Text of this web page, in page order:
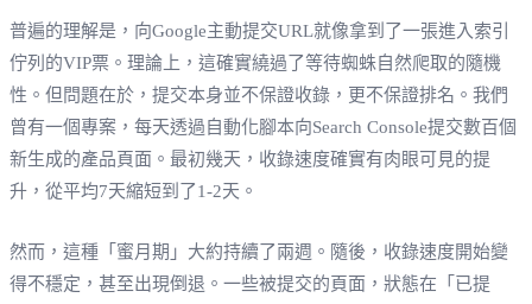
普遍的理解是，向Google主動提交URL就像拿到了一張進入索引
佇列的VIP票。理論上，這確實繞過了等待蜘蛛自然爬取的隨機
性。但問題在於，提交本身並不保證收錄，更不保證排名。我們
曾有一個專案，每天透過自動化腳本向Search Console提交數百個
新生成的產品頁面。最初幾天，收錄速度確實有肉眼可見的提
升，從平均7天縮短到了1-2天。
然而，這種「蜜月期」大約持續了兩週。隨後，收錄速度開始變
得不穩定，甚至出現倒退。一些被提交的頁面，狀態在「已提